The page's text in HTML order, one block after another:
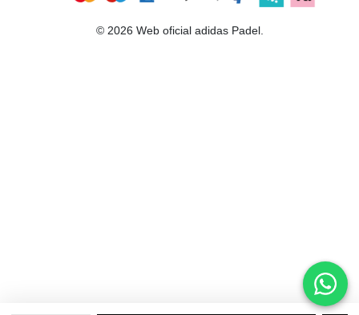
© 2026 Web oficial adidas Padel.